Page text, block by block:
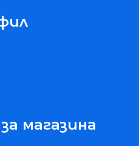
магазина